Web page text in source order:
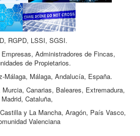
RGPD, LSSI, SGSI.
Administradores de Fincas,
de Propietarios.
Málaga, Málaga, Andalucía, España.
Canarias, Baleares, Extremadura,
Madrid, Cataluña,
y La Mancha, Aragón, País Vasco,
Valenciana